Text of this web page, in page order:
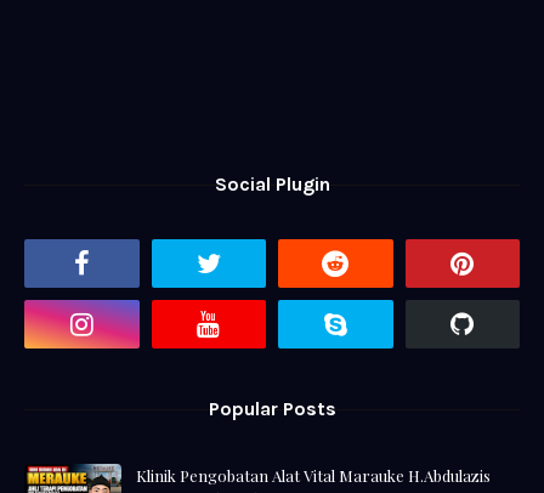
Social Plugin
Popular Posts
Klinik Pengobatan Alat Vital Marauke H.Abdulazis